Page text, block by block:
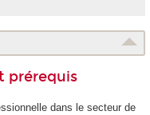
prérequis
dans le secteur de